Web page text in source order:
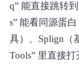
q” 能直接跳转
s” 能看同源蛋
具）、Splign（
Tools” 里直接